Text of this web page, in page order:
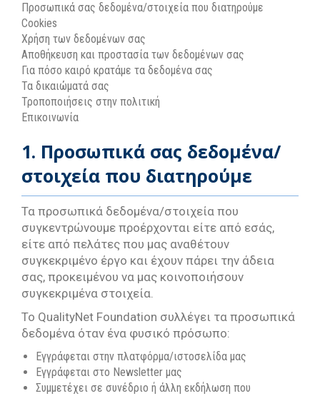
Προσωπικά σας δεδομένα/στοιχεία που διατηρούμε
Cookies
Χρήση των δεδομένων σας
Αποθήκευση και προστασία των δεδομένων σας
Για πόσο καιρό κρατάμε τα δεδομένα σας
Τα δικαιώματά σας
Τροποποιήσεις στην πολιτική
Επικοινωνία
1. Προσωπικά σας δεδομένα/
στοιχεία που διατηρούμε
Τα προσωπικά δεδομένα/στοιχεία που
συγκεντρώνουμε προέρχονται είτε από εσάς,
είτε από πελάτες που μας αναθέτουν
συγκεκριμένο έργο και έχουν πάρει την άδεια
σας, προκειμένου να μας κοινοποιήσουν
συγκεκριμένα στοιχεία.
Το QualityNet Foundation συλλέγει τα προσωπικά
δεδομένα όταν ένα φυσικό πρόσωπο:
Εγγράφεται στην πλατφόρμα/ιστοσελίδα μας
Εγγράφεται στο Newsletter μας
Συμμετέχει σε συνέδριο ή άλλη εκδήλωση που